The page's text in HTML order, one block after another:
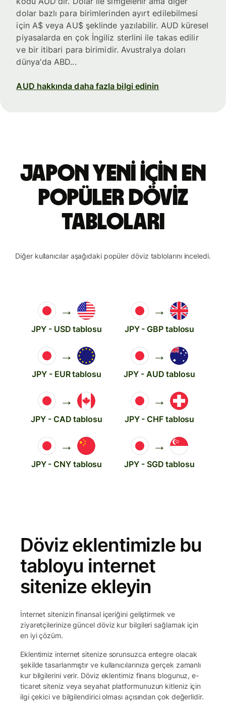
dolar bazlı para birimlerinden ayırt edilebilmesi
için A$ veya AU$ şeklinde yazılabilir. AUD küresel
piyasalarda en çok İngiliz sterlini ile takas edilir
ve bir itibari para birimidir. Avustralya doları
dünya'da ABD...
AUD hakkında daha fazla bilgi edinin
Japon yeni için en
popüler döviz
tabloları
Diğer kullanıcılar aşağıdaki popüler döviz tablolarını inceledi.
→
JPY - USD tablosu
→
JPY - GBP tablosu
→
JPY - EUR tablosu
→
JPY - AUD tablosu
→
JPY - CAD tablosu
→
JPY - CHF tablosu
→
JPY - CNY tablosu
→
JPY - SGD tablosu
Döviz eklentimizle bu
tabloyu internet
sitenize ekleyin
İnternet sitenizin finansal içeriğini geliştirmek ve
ziyaretçilerinize güncel döviz kur bilgileri sağlamak için
en iyi çözüm.
Eklentimiz internet sitenize sorunsuzca entegre olacak
şekilde tasarlanmıştır ve kullanıcılarınıza gerçek zamanlı
kur bilgilerini verir. Döviz eklentimiz finans blogunuz, e-
ticaret siteniz veya seyahat platformunuzun kitleniz için
ilgi çekici ve bilgilendirici olması açısından çok değerlidir.